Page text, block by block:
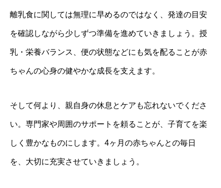
離乳食に関しては無理に早めるのではなく、発達の目安
を確認しながら少しずつ準備を進めていきましょう。授
乳・栄養バランス、便の状態などにも気を配ることが赤
ちゃんの心身の健やかな成長を支えます。
そして何より、親自身の休息とケアも忘れないでくださ
い。専門家や周囲のサポートを頼ることが、子育てを楽
しく豊かなものにします。4ヶ月の赤ちゃんとの毎日
を、大切に充実させていきましょう。